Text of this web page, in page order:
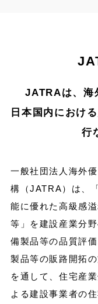
JATRAは、海
日本国内におけ
行
一般社団法人海外
構（JATRA）は、
能に優れた高級感
等」を建設産業分
備製品等の品質評
製品等の販路開拓
を通して、住宅産
よる建設事業者の